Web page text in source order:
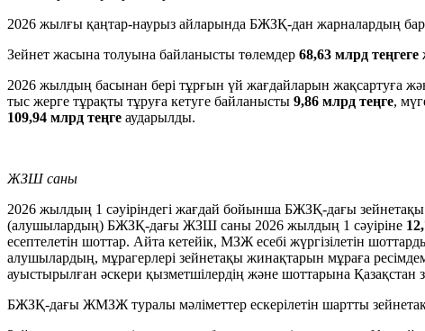
2026 жылғы қаңтар-наурыз айларында БЖЗҚ-дан жарналардың
Зейнет жасына толуына байланысты төлемдер 68,63 млрд теңгеге
2026 жылдың басынан бері тұрғын үй жағдайларын жақсартуға
тыс жерге тұрақты тұруға кетуге байланысты 9,86 млрд теңге,
109,94 млрд теңге аударылды.
ЖЗШ саны
2026 жылдың 1 сәуіріндегі жағдай бойынша БЖЗҚ-дағы
(алушылардың) БЖЗҚ-дағы ЖЗШ саны 2026 жылдың 1 сәуіріне
есептелетін шоттар. Айта кетейік, МЗЖ есебі жүргізілетін
алушылардың, мұрагерлері зейнетақы жинақтарын мұраға
ауыстырылған әскери қызметшілердің және шоттарына
БЖЗҚ-дағы ЖМЗЖ туралы мәліметтер ескерілетін шартты